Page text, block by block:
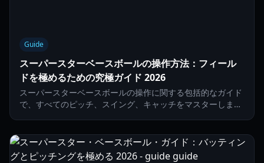
Guide
スーパースターベースボールの操作方法：フィール
ドを極めるための究極ガイド 2026
スーパースターベースボールの操作に関する包括的なガイド
で、すべてのピッチ、スイング、キャッチをマスターしまし